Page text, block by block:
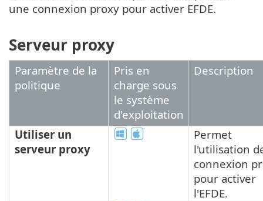
une connexion proxy pour activer EFDE.
Serveur proxy
Paramètre de la
politique
Pris en
charge sous
le système
d'exploitation
Description
Utiliser un
serveur proxy
Permet
l'utilisation
connexion
pour activer
l'EFDE.